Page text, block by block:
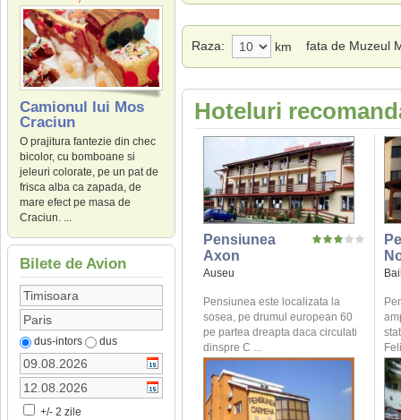
Camionul lui Mos
Craciun
O prajitura fantezie din chec
bicolor, cu bomboane si
jeleuri colorate, pe un pat de
frisca alba ca zapada, de
mare efect pe masa de
Craciun. ...
Bilete de Avion
dus-intors dus
+/- 2 zile
Raza: km fata de Muzeul
Hoteluri
Pensiunea
Axon
Auseu
Pensiunea este localizata la
sosea, pe drumul european 60
pe partea dreapta daca circulati
dinspre C ...